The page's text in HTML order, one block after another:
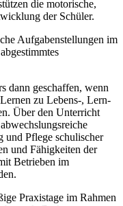
die motorische,
der Schüler.
Aufgabenstellungen im
dann geschaffen, wenn
zu Lebens-, Lern-
Über den Unterricht
und Pflege schulischer
und Fähigkeiten der
Betrieben im
Praxistage im Rahmen